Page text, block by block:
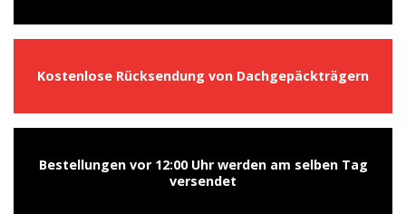
Kostenlose Rücksendung von Dachgepäckträgern
Bestellungen vor 12:00 Uhr werden am selben Tag
versendet